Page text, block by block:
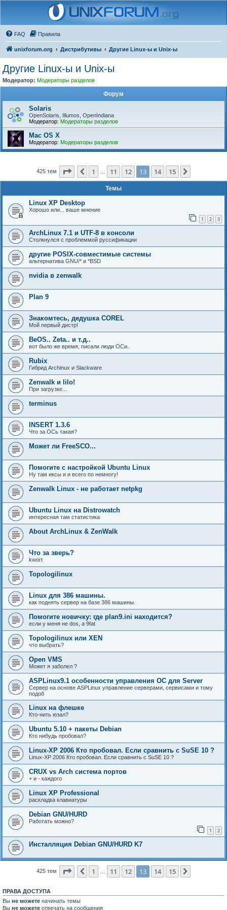
FAQ Правила
unixforum.org Дистрибутивы Другие Linux-ы и Unix-ы
Другие Linux-ы и Unix-ы
Модератор: Модераторы разделов
Форум
Solaris
OpenSolaris, Illumos, OpenIndiana
Модератор: Модераторы разделов
Mac OS X
Модератор: Модераторы разделов
425 тем Страница 13из 15
Пред.
1 11 12 13 14 15
Темы
Linux XP Desktop
Хорошо или... ваше мнение
1 2 3
ArchLinux 7.1 и UTF-8 в консоли
Столкнулся с проблеммой руссификации
другие POSIX-совместимые системы
альтернатива GNU/* и *BSD
nvidia в zenwalk
Plan 9
Знакомтесь, дедушка COREL
Мой первый дистр!
BeOS.. Zeta.. и т.д..
вот было же время, писали люди ОСи..
Rubix
Гибрид Archinux и Slackware
Zenwalk и lilo!
При загрузке...
terminus
INSERT 1.3.6
Что за ОСь такая?
Может ли FreeSCO...
Помогите с настройкой Ubuntu Linux
Ну там иксы и и всего по немногу!
Zenwalk Linux - не работает netpkg
Ubuntu Linux на Distrowatch
интересная там статистика
About ArchLinux & ZenWalk
Что за зверь?
kwort
Topologilinux
Linux для 386 машины.
как поднять сервер на базе 386 машины.
Помогите новичку: где plan9.ini находится?
если у меня не dos, а 9fat
Topologilinux или XEN
что выбрать?
Open VMS
Может я заболел ?
ASPLinux9.1 особенности управления ОС для Server
Сервер на основе ASPLinux управление серверами, сервисами и тому
подоб
Linux на флешке
Кто-нить юзал?
Ubuntu 5.10 + пакеты Debian
Кто нибудь пробовал?
Linux-XP 2006 Кто пробовал. Если сравнить с SuSE 10 ?
Linux-XP 2006 Кто пробовал. Если сравнить с SuSE 10 ?
CRUX vs Arch система портов
+ и - каждого
Linux XP Professional
раскладка клавиатуры
Debian GNU/HURD
Работать можно?
1 2
Инсталляция Debian GNU/HURD K7
425 тем Страница 13из 15
Пред.
1 11 12 13 14 15
ПРАВА ДОСТУПА
Вы не можете начинать темы
Вы не можете отвечать на сообщения